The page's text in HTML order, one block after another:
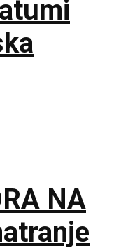
NA